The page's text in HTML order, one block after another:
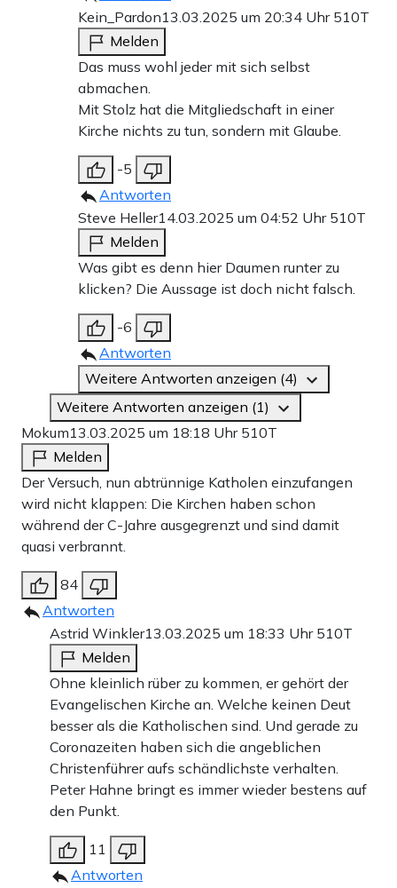
Kein_Pardon13.03.2025 um 20:34 Uhr 510T
Melden
Das muss wohl jeder mit sich selbst
abmachen.
Mit Stolz hat die Mitgliedschaft in einer
Kirche nichts zu tun, sondern mit Glaube.
-5
Antworten
Steve Heller14.03.2025 um 04:52 Uhr 510T
Melden
Was gibt es denn hier Daumen runter zu
klicken? Die Aussage ist doch nicht falsch.
-6
Antworten
Weitere Antworten anzeigen (4)
Weitere Antworten anzeigen (1)
Mokum13.03.2025 um 18:18 Uhr 510T
Melden
Der Versuch, nun abtrünnige Katholen einzufangen
wird nicht klappen: Die Kirchen haben schon
während der C-Jahre ausgegrenzt und sind damit
quasi verbrannt.
84
Antworten
Astrid Winkler13.03.2025 um 18:33 Uhr 510T
Melden
Ohne kleinlich rüber zu kommen, er gehört der
Evangelischen Kirche an. Welche keinen Deut
besser als die Katholischen sind. Und gerade zu
Coronazeiten haben sich die angeblichen
Christenführer aufs schändlichste verhalten.
Peter Hahne bringt es immer wieder bestens auf
den Punkt.
11
Antworten